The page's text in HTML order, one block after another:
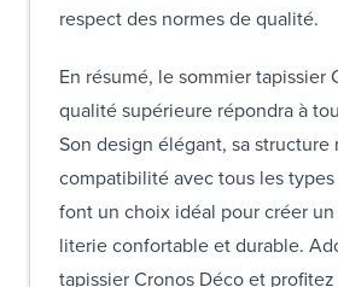
respect des normes de qualité.
En résumé, le sommier tapissier
qualité supérieure répondra à
Son design élégant, sa structure
compatibilité avec tous les
font un choix idéal pour créer
literie confortable et durable.
tapissier Cronos Déco et profitez